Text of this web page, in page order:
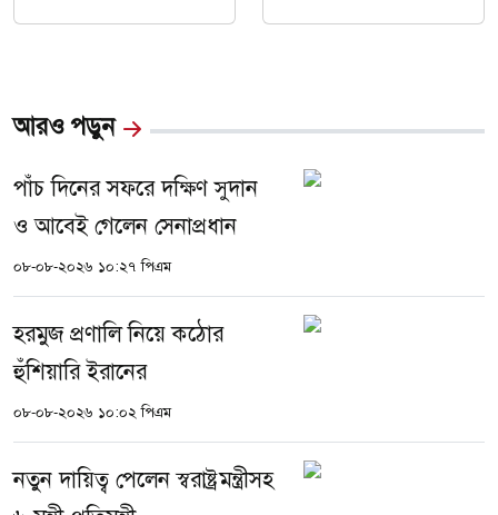
আরও পড়ুন
পাঁচ দিনের সফরে দক্ষিণ সুদান
ও আবেই গেলেন সেনাপ্রধান
০৮-০৮-২০২৬ ১০:২৭ পিএম
হরমুজ প্রণালি নিয়ে কঠোর
হুঁশিয়ারি ইরানের
০৮-০৮-২০২৬ ১০:০২ পিএম
নতুন দায়িত্ব পেলেন স্বরাষ্ট্রমন্ত্রীসহ